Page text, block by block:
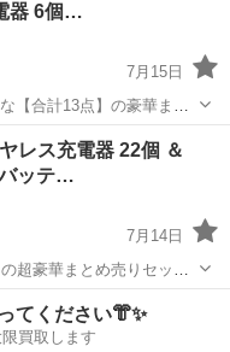
器 6個…
7月15日
【合計13点】の豪華まと
店舗の備品、イベントの
レス充電器 22個 ＆
ッテ…
7月14日
超豪華まとめ売りセット
用・未開封品】です。
ワイヤレス充電
てください👘✨
買取します